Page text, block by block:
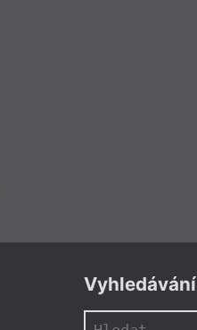
Vyhledávání